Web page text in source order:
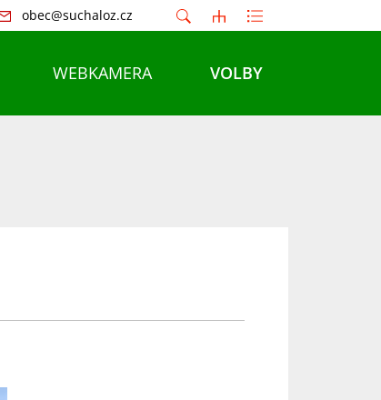
obec@suchaloz.cz
WEBKAMERA VOLBY